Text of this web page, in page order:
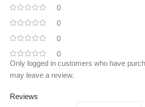
0
0
0
0
Reviews
Only logged in customers who have
may leave a review.